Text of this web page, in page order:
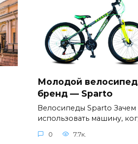
Молодой
бренд — Sparto
Велосипеды Sparto Зачем
использовать машину,
0 7.7к.